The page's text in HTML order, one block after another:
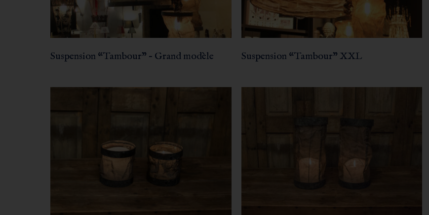
Suspension “Tambour” – Grand modèle Suspension “Tambour” XXL